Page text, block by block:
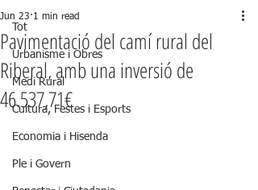
Tot
Urbanisme i Obres
Medi Rural
Cultura, Festes i Esports
Economia i Hisenda
Ple i Govern
Pavimentació del camí rural del
Riberal, amb una inversió de
46.537,71€
Jun 23 1 min read